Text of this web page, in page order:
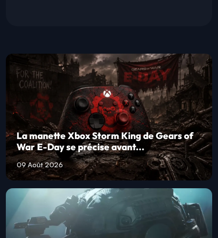
La manette Xbox Storm King de Gears of
War E-Day se précise avant...
09 Août 2026